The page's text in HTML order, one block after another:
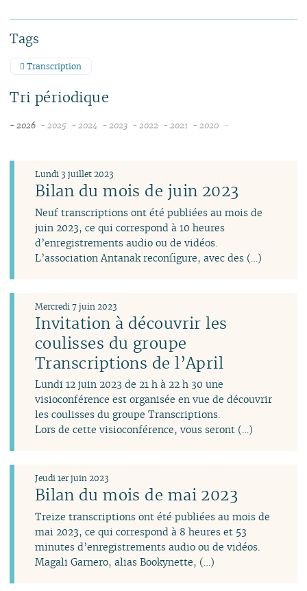
Tags
Transcription
Tri périodique
- 2026
juin
mai
mars
février
janvier
- 2025
octobre
septembre
juillet
juin
février
janvier
- 2024
octobre
septembre
juillet
juin
mai
janvier
- 2023
septembre
juillet
juin
avril
- 2022
septembre
août
juillet
juin
mai
avril
janvier
- 2021
août
juin
avril
février
- 2020 -
Bilan du mois de juin 2023
Lundi 3 juillet 2023
Neuf transcriptions ont été publiées au mois de
juin 2023, ce qui correspond à 10 heures
d’enregistrements audio ou de vidéos.
L’association Antanak reconfigure, avec des (…)
Invitation à découvrir les
coulisses du groupe
Transcriptions de l’April
Mercredi 7 juin 2023
Lundi 12 juin 2023 de 21 h à 22 h 30 une
visioconférence est organisée en vue de découvrir
les coulisses du groupe Transcriptions.
Lors de cette visioconférence, vous seront (…)
Bilan du mois de mai 2023
Jeudi 1er juin 2023
Treize transcriptions ont été publiées au mois de
mai 2023, ce qui correspond à 8 heures et 53
minutes d’enregistrements audio ou de vidéos.
Magali Garnero, alias Bookynette, (…)